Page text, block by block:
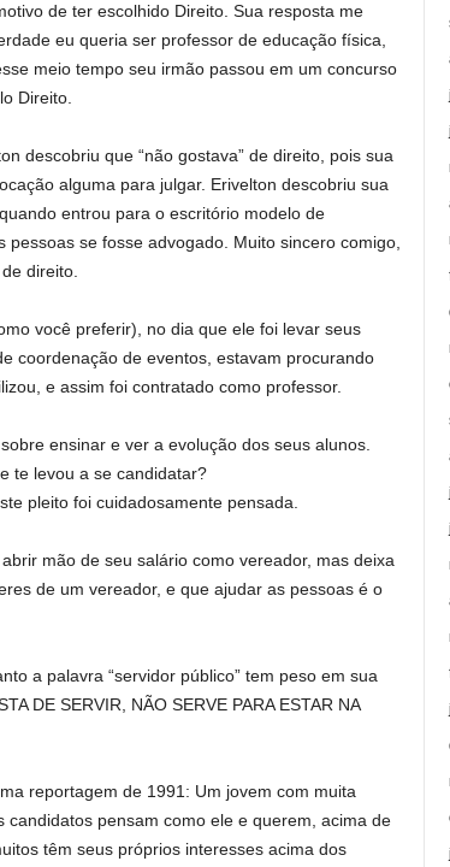
de ter escolhido Direito. Sua resposta me
eu queria ser professor de educação física,
meio tempo seu irmão passou em um concurso
Direito.
descobriu que “não gostava” de direito, pois sua
alguma para julgar. Erivelton descobriu sua
entrou para o escritório modelo de
se fosse advogado. Muito sincero comigo,
direito.
você preferir), no dia que ele foi levar seus
coordenação de eventos, estavam procurando
e assim foi contratado como professor.
ensinar e ver a evolução dos seus alunos.
te levou a se candidatar?
pleito foi cuidadosamente pensada.
mão de seu salário como vereador, mas deixa
de um vereador, e que ajudar as pessoas é o
a palavra “servidor público” tem peso em sua
DE SERVIR, NÃO SERVE PARA ESTAR NA
reportagem de 1991: Um jovem com muita
pensam como ele e querem, acima de
têm seus próprios interesses acima dos